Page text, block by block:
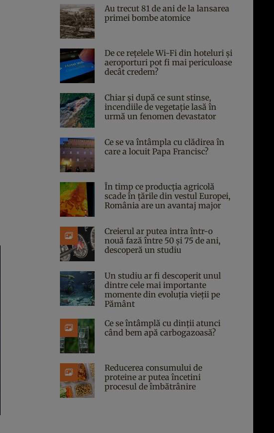
Au trecut 81 de ani de la lansarea
primei bombe atomice
De ce rețelele Wi-Fi din hoteluri și
aeroporturi pot fi mai periculoase
decât credem?
Chiar și după ce sunt stinse,
incendiile de vegetație lasă în
urmă un fenomen devastator
Ce se va întâmpla cu clădirea în
care a locuit Papa Francisc?
În timp ce producția agricolă
scade în țările din vestul Europei,
România are un avantaj major
Creierul ar putea intra într-o
nouă fază între 50 și 75 de ani,
descoperă un studiu
Un studiu ar fi descoperit unul
dintre cele mai importante
momente din evoluția vieții pe
Pământ
Ce se întâmplă cu dinții atunci
când bem apă carbogazoasă?
Reducerea consumului de
proteine ar putea încetini
procesul de îmbătrânire